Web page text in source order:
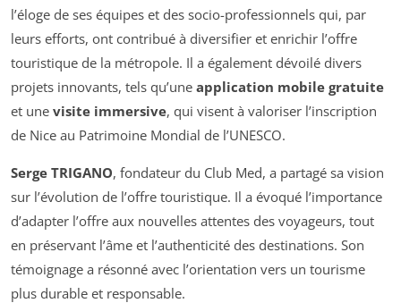
l’éloge de ses équipes et des socio-professionnels qui, par
leurs efforts, ont contribué à diversifier et enrichir l’offre
touristique de la métropole. Il a également dévoilé divers
projets innovants, tels qu’une application mobile gratuite
et une visite immersive, qui visent à valoriser l’inscription
de Nice au Patrimoine Mondial de l’UNESCO.
Serge TRIGANO, fondateur du Club Med, a partagé sa vision
sur l’évolution de l’offre touristique. Il a évoqué l’importance
d’adapter l’offre aux nouvelles attentes des voyageurs, tout
en préservant l’âme et l’authenticité des destinations. Son
témoignage a résonné avec l’orientation vers un tourisme
plus durable et responsable.